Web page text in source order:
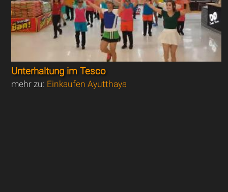
Unterhaltung im Tesco
mehr zu: Einkaufen Ayutthaya